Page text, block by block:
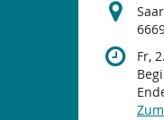
Fr,